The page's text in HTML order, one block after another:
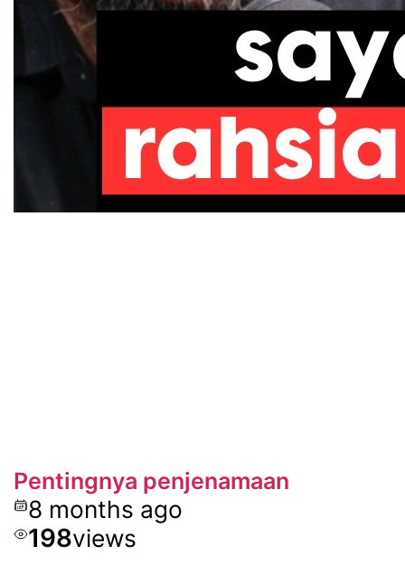
Pentingnya penjenamaan
8 months ago
198views